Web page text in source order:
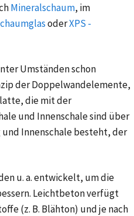
Mineralschaum, im
oderXPS -
Umständen schon
der Doppelwandelemente,
die mit der
und Innenschale sind über
Innenschale besteht, der
u. a. entwickelt, um die
Leichtbeton verfügt
(z. B. Blähton) und je nach